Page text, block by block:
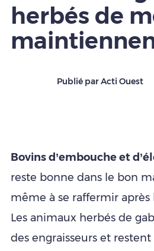
herbés de
Publié par Acti Ouest
Bovins d’embouche et
reste bonne dans le bon
même à se raffermir après
Les animaux herbés de
des engraisseurs et